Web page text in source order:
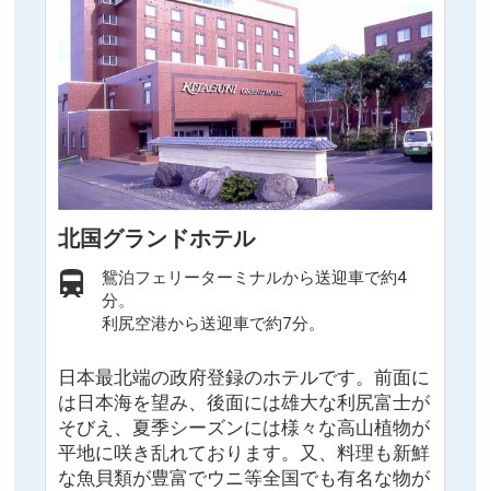
北国グランドホテル
鴛泊フェリーターミナルから送迎車で約4
分。
利尻空港から送迎車で約7分。
日本最北端の政府登録のホテルです。前面に
は日本海を望み、後面には雄大な利尻富士が
そびえ、夏季シーズンには様々な高山植物が
平地に咲き乱れております。又、料理も新鮮
な魚貝類が豊富でウニ等全国でも有名な物が